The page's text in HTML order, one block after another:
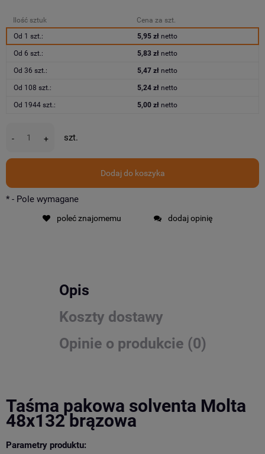
Ilość sztuk
Cena za szt.
Od 1 szt.:
5,95 złnetto
Od 6 szt.: 5,83 złnetto
Od 36 szt.: 5,47 złnetto
Od 108 szt.: 5,24 złnetto
Od 1944 szt.: 5,00 złnetto
- + szt.
Dodaj do koszyka
* - Pole wymagane
poleć znajomemu dodaj opinię
Opis
Koszty dostawy
Opinie o produkcie (0)
Taśma pakowa solventa Molta
48x132 brązowa
Parametry produktu: